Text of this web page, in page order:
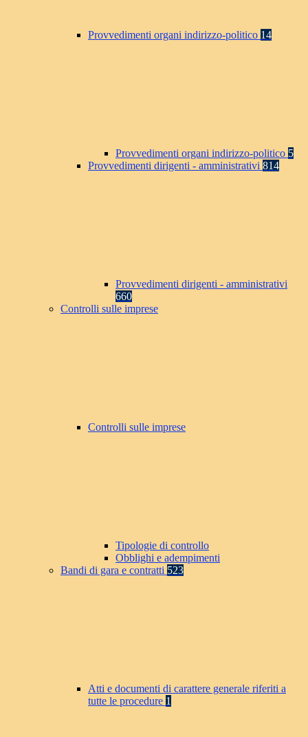
Provvedimenti organi indirizzo-politico 14
Provvedimenti organi indirizzo-politico 5
Provvedimenti dirigenti - amministrativi 814
Provvedimenti dirigenti - amministrativi
660
Controlli sulle imprese
Controlli sulle imprese
Tipologie di controllo
Obblighi e adempimenti
Bandi di gara e contratti 523
Atti e documenti di carattere generale riferiti a
tutte le procedure 1